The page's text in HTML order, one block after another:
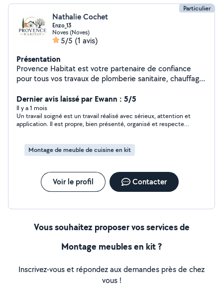
Particulier
Nathalie Cochet
Enzo_13
Noves (Noves)
5/5 (1 avis)
Présentation
Provence Habitat est votre partenaire de confiance
pour tous vos travaux de plomberie sanitaire, chauffage,
ainsi que pour le dépannage rapide de vos
équipements. Nous assurons également l'entretien de
vos extérieurs : tonte de pelouse, taille de haies et
d'arbustes, débroussaillage et entretien des espaces
professionnels avec sérieux, réactivité et un travail
soigné pour garantir votre confort tout au long de
Dernier avis laissé par Ewann : 5/5
Il y a 1 mois
Un travail soigné est un travail réalisé avec sérieux, attention et
application. Il est propre, bien présenté, organisé et respecte
personne. Un travail soigné permet de mieux comprendre le
contenu et donne une bonne impression à celui qui le lit ou
Montage de meuble de cuisine en kit
Voir le profil Contacter
Vous souhaitez proposer vos services de
Montage meubles en kit ?
Inscrivez-vous et répondez aux demandes près de chez
vous !